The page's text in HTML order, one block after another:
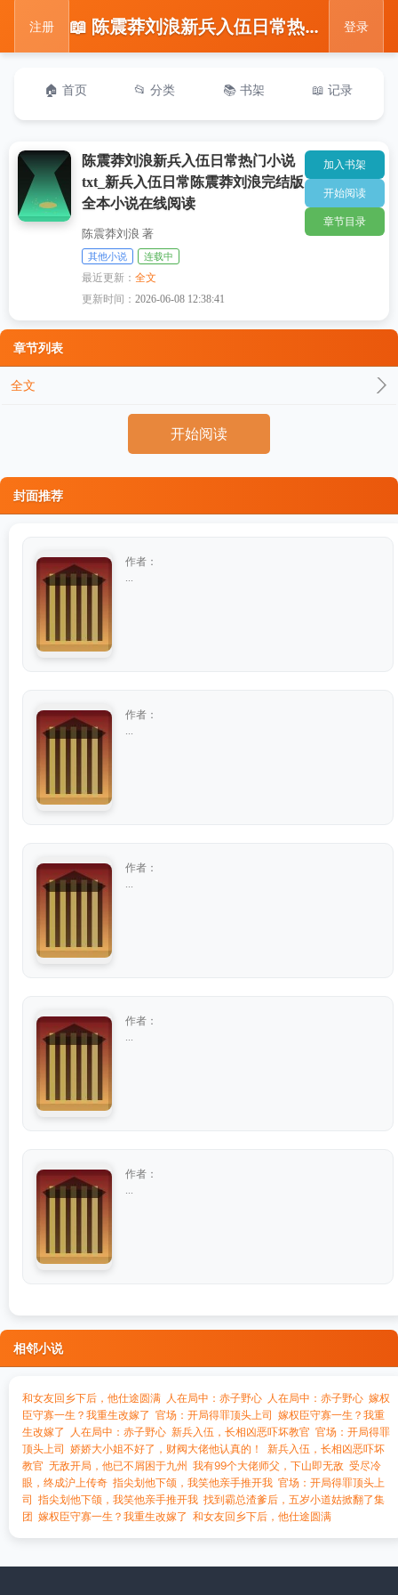
注册 📖 陈震莽刘浪新兵入伍日常热门小说txt_新兵入伍日常陈震莽刘浪完结版全本小说在线阅读 登录
🏠 首页 📂 分类 📚 书架 📖 记录
陈震莽刘浪新兵入伍日常热门小说
txt_新兵入伍日常陈震莽刘浪完结版
全本小说在线阅读
陈震莽刘浪 著
其他小说 连载中
最近更新：全文
更新时间：2026-06-08 12:38:41
加入书架
开始阅读
章节目录
章节列表
全文
开始阅读
封面推荐
作者：
作者：
作者：
作者：
作者：
相邻小说
和女友回乡下后，他仕途圆满 人在局中：赤子野心 人在局中：赤子野心 嫁权
臣守寡一生？我重生改嫁了 官场：开局得罪顶头上司 嫁权臣守寡一生？我重
生改嫁了
人在局中：赤子野心 新兵入伍，长相凶恶吓坏教官 官场：开局得罪
顶头上司 娇娇大小姐不好了，财阀大佬他认真的！
新兵入伍，长相凶恶吓坏
教官 无敌开局，他已不屑困于九州 我有99个大佬师父，下山即无敌 受尽冷
眼，终成沪上传奇 指尖划他下颌，我笑他亲手推开我 官场：开局得罪顶头上
司 指尖划他下颌，我笑他亲手推开我 找到霸总渣爹后，五岁小道姑掀翻了集
团 嫁权臣守寡一生？我重生改嫁了 和女友回乡下后，他仕途圆满